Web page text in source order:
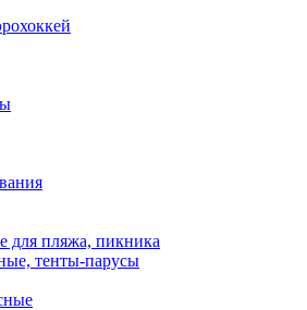
для пляжа, пикника
тенты-парусы